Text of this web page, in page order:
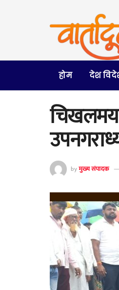
होम देश
चिखलमय
byमुख्य संपादक